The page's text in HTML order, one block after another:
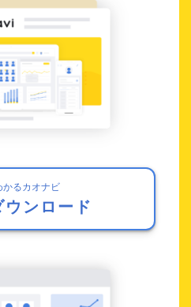
るカオナビ
ンロード